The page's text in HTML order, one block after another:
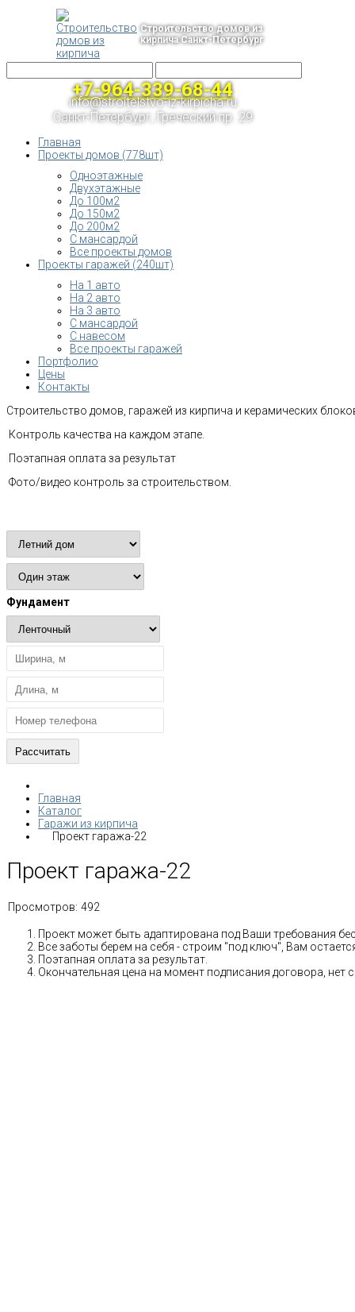
Строительство домов из
кирпича Санкт-Петербург
+7-964-339-68-44
info@stroitelstvo-iz-kirpicha.ru
Санкт-Петербург, Греческий пр. 29
Главная
Проекты домов (778шт)
Одноэтажные
Двухэтажные
До 100м2
До 150м2
До 200м2
С мансардой
Все проекты домов
Проекты гаражей (240шт)
На 1 авто
На 2 авто
На 3 авто
С мансардой
С навесом
Все проекты гаражей
Портфолио
Цены
Контакты
Строительство домов, гаражей из кирпича и керамических
Контроль качества на каждом этапе.
Поэтапная оплата за результат
Фото/видео контроль за строительством.
Фундамент
Главная
Каталог
Гаражи из кирпича
Проект гаража-22
Проект гаража-22
Просмотров: 492
Проект может быть адаптирована под Ваши требования
Все заботы берем на себя - строим "под ключ", Вам
Поэтапная оплата за результат.
Окончательная цена на момент подписания договора, нет